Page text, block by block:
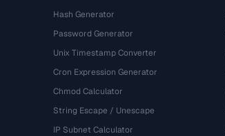
Hash Generator
Password Generator
Unix Timestamp Converter
Cron Expression Generator
Chmod Calculator
String Escape / Unescape
IP Subnet Calculator